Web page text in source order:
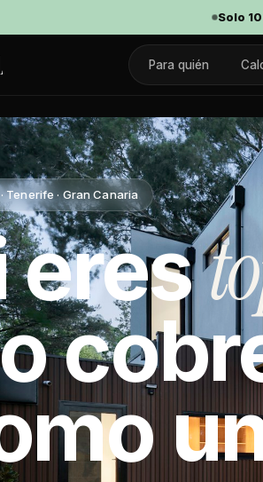
Solo
Para quién
Tenerife · Gran Canaria
eres